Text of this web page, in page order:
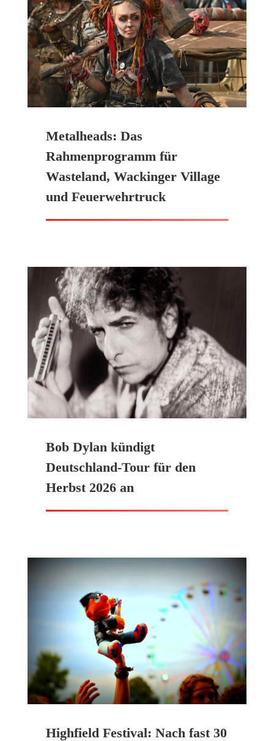
Metalheads: Das
Rahmenprogramm für
Wasteland, Wackinger Village
und Feuerwehrtruck
Bob Dylan kündigt
Deutschland-Tour für den
Herbst 2026 an
Highfield Festival: Nach fast 30